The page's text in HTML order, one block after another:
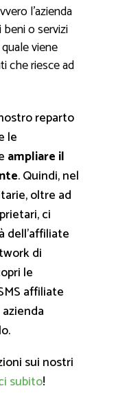
l’azienda
o servizi
viene
che riesce ad
reparto
le
ampliare il
. Quindi, nel
oltre ad
ci
dell’affiliate
di
le
affiliate
sui nostri
subito!